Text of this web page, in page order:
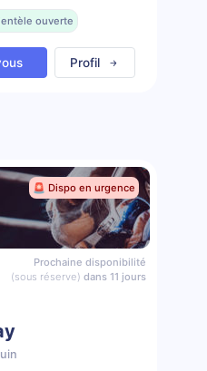
ouverte
Profil
🚨 Dispo en urgence
Prochaine disponibilité
(sous réserve) dans 11 jours